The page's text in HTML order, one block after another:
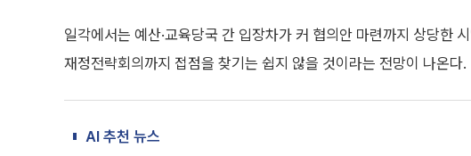
일각에서는 예산·교육당국 간 입장차가 커 협의안 마련까지 상당한
재정전략회의까지 접점을 찾기는 쉽지 않을 것이라는 전망이 나온다.
AI 추천 뉴스